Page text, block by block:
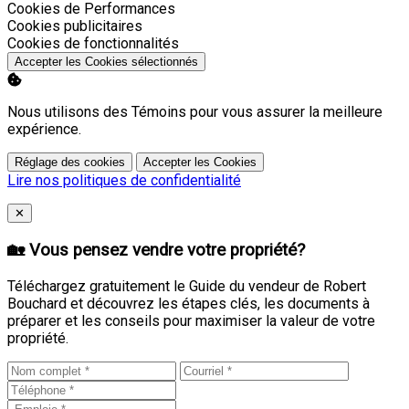
Activer
Cookies de Performances
Activer
Cookies publicitaires
Activer
Cookies de fonctionnalités
Accepter les Cookies sélectionnés
Nous utilisons des Témoins pour vous assurer la meilleure
expérience.
Réglage des cookies Accepter les Cookies
Lire nos politiques de confidentialité
Close
✕
🏡 Vous pensez vendre votre propriété?
Téléchargez gratuitement le Guide du vendeur de Robert
Bouchard et découvrez les étapes clés, les documents à
préparer et les conseils pour maximiser la valeur de votre
propriété.